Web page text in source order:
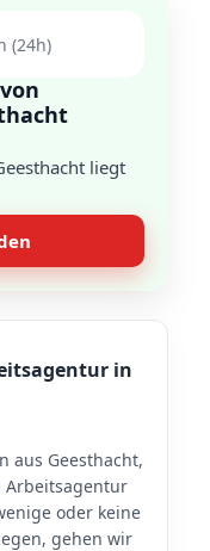
(24h)
liegt
in
aus Geesthacht,
Arbeitsagentur
oder keine
gehen wir